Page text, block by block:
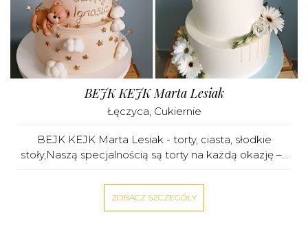
BEJK KEJK Marta Lesiak
Łęczyca, Cukiernie
BEJK KEJK Marta Lesiak - torty, ciasta, słodkie
stoły,Naszą specjalnością są torty na każdą okazję –...
ZOBACZ SZCZEGÓŁY